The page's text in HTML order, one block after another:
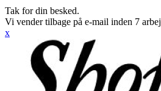
Tak for din besked.
Vi vender tilbage på e-mail inden 7
x